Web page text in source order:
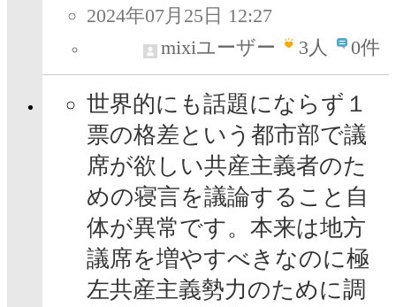
2024年07月25日 12:27
mixiユーザー
3人 0件
世界的にも話題にならず１
票の格差という都市部で議
席が欲しい共産主義者のた
めの寝言を議論すること自
体が異常です。本来は地方
議席を増やすべきなのに極
左共産主義勢力のために調